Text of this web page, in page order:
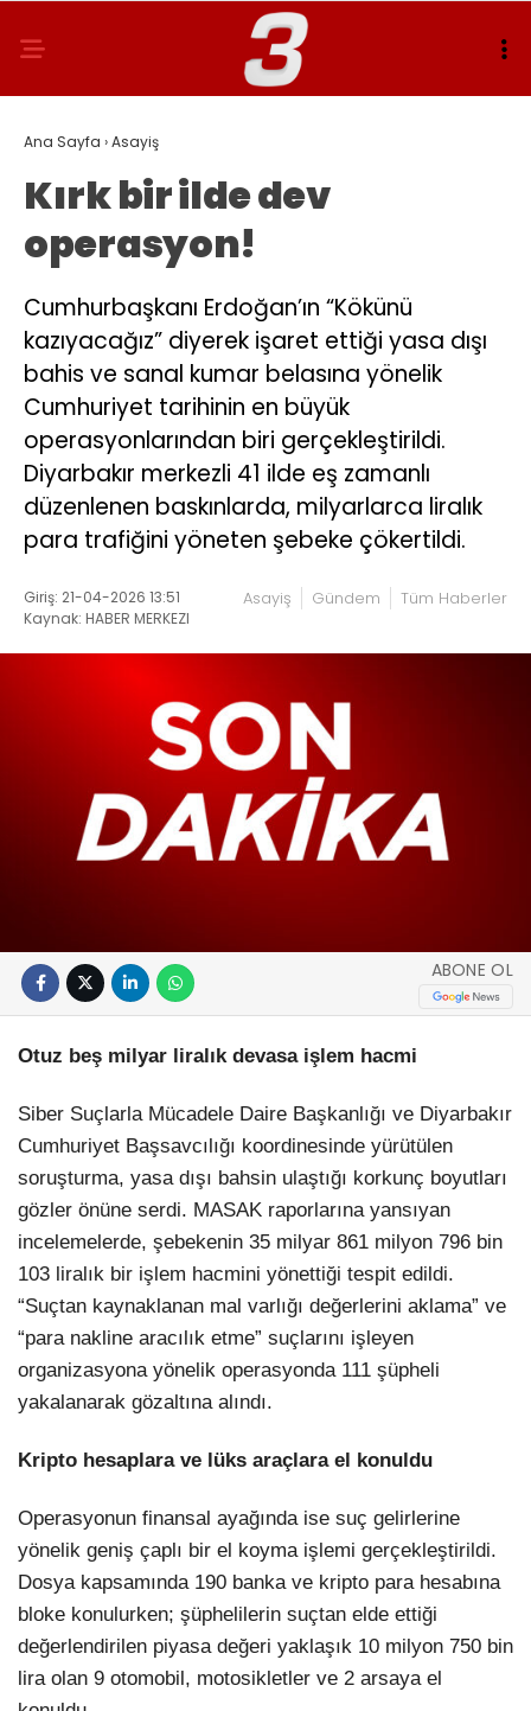
Ana Sayfa ›Asayiş
Kırk bir ilde dev
operasyon!
Cumhurbaşkanı Erdoğan’ın “Kökünü
kazıyacağız” diyerek işaret ettiği yasa dışı
bahis ve sanal kumar belasına yönelik
Cumhuriyet tarihinin en büyük
operasyonlarından biri gerçekleştirildi.
Diyarbakır merkezli 41 ilde eş zamanlı
düzenlenen baskınlarda, milyarlarca liralık
para trafiğini yöneten şebeke çökertildi.
Giriş: 21-04-2026 13:51
Kaynak: HABER MERKEZI
Asayiş Gündem Tüm Haberler
ABONE OL
Otuz beş milyar liralık devasa işlem hacmi
Siber Suçlarla Mücadele Daire Başkanlığı ve Diyarbakır
Cumhuriyet Başsavcılığı koordinesinde yürütülen
soruşturma, yasa dışı bahsin ulaştığı korkunç boyutları
gözler önüne serdi. MASAK raporlarına yansıyan
incelemelerde, şebekenin 35 milyar 861 milyon 796 bin
103 liralık bir işlem hacmini yönettiği tespit edildi.
“Suçtan kaynaklanan mal varlığı değerlerini aklama” ve
“para nakline aracılık etme” suçlarını işleyen
organizasyona yönelik operasyonda 111 şüpheli
yakalanarak gözaltına alındı.
Kripto hesaplara ve lüks araçlara el konuldu
Operasyonun finansal ayağında ise suç gelirlerine
yönelik geniş çaplı bir el koyma işlemi gerçekleştirildi.
Dosya kapsamında 190 banka ve kripto para hesabına
bloke konulurken; şüphelilerin suçtan elde ettiği
değerlendirilen piyasa değeri yaklaşık 10 milyon 750 bin
lira olan 9 otomobil, motosikletler ve 2 arsaya el